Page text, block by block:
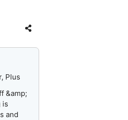
Plus
&amp;
is
and